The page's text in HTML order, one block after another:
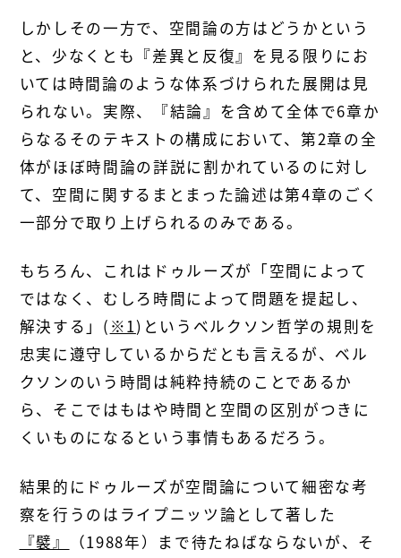
しかしその一方で、空間論の方はどうかという
と、少なくとも『差異と反復』を見る限りにお
いては時間論のような体系づけられた展開は見
られない。実際、『結論』を含めて全体で6章か
らなるそのテキストの構成において、第2章の全
体がほぼ時間論の詳説に割かれているのに対し
て、空間に関するまとまった論述は第4章のごく
一部分で取り上げられるのみである。
もちろん、これはドゥルーズが「空間によって
ではなく、むしろ時間によって問題を提起し、
解決する」( ※1)というベルクソン哲学の規則を
忠実に遵守しているからだとも言えるが、ベル
クソンのいう時間は純粋持続のことであるか
ら、そこではもはや時間と空間の区別がつきに
くいものになるという事情もあるだろう。
結果的にドゥルーズが空間論について細密な考
察を行うのはライプニッツ論として著した
『襞』
（1988年）まで待たねばならないが、そ